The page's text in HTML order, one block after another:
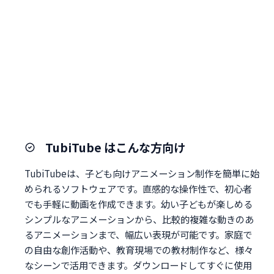
TubiTube はこんな方向け
TubiTubeは、子ども向けアニメーション制作を簡単に始
められるソフトウェアです。直感的な操作性で、初心者
でも手軽に動画を作成できます。幼い子どもが楽しめる
シンプルなアニメーションから、比較的複雑な動きのあ
るアニメーションまで、幅広い表現が可能です。家庭で
の自由な創作活動や、教育現場での教材制作など、様々
なシーンで活用できます。ダウンロードしてすぐに使用